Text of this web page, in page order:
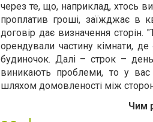
через те, що, наприклад, хтось
проплатив гроші, заїжджає в
договір дає визначення
орендували частину кімнати,
будиночок. Далі – строк –
виникають проблеми, то у
шляхом домовленості між
Чим